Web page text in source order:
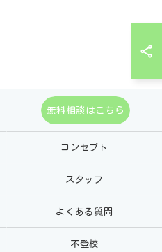
無料相談はこちら
コンセプト
スタッフ
よくある質問
不登校